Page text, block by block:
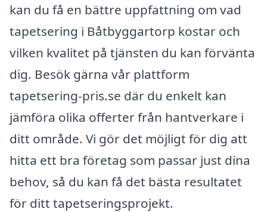
kan du få en bättre uppfattning om vad
tapetsering i Båtbyggartorp kostar och
vilken kvalitet på tjänsten du kan förvänta
dig. Besök gärna vår plattform
tapetsering-pris.se där du enkelt kan
jämföra olika offerter från hantverkare i
ditt område. Vi gör det möjligt för dig att
hitta ett bra företag som passar just dina
behov, så du kan få det bästa resultatet
för ditt tapetseringsprojekt.